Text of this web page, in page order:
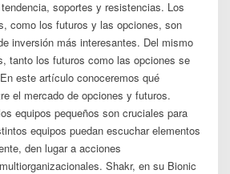
soportes y resistencias. Los
como los futuros y las opciones, son
inversión más interesantes. Del mismo
tanto los futuros como las opciones se
este artículo conoceremos qué
el mercado de opciones y futuros.
equipos pequeños son cruciales para
equipos puedan escuchar elementos
den lugar a acciones
Shakr, en su Bionic